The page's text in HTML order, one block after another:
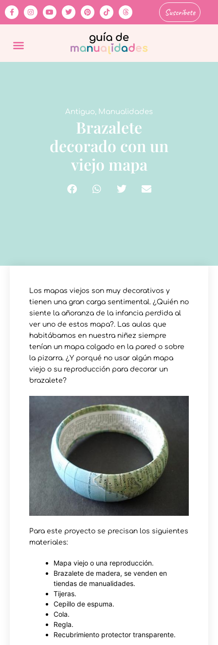
Suscríbete
Antiguo, Manualidades
Brazalete
decorado con un
viejo mapa
Los mapas viejos son muy decorativos y
tienen una gran carga sentimental. ¿Quién no
siente la añoranza de la infancia perdida al
ver uno de estos mapa?. Las aulas que
habitábamos en nuestra niñez siempre
tenían un mapa colgado en la pared o sobre
la pizarra. ¿Y porqué no usar algún mapa
viejo o su reproducción para decorar un
brazalete?
Para este proyecto se precisan los siguientes
materiales:
Mapa viejo o una reproducción.
Brazalete de madera, se venden en
tiendas de manualidades.
Tijeras.
Cepillo de espuma.
Cola.
Regla.
Recubrimiento protector transparente.